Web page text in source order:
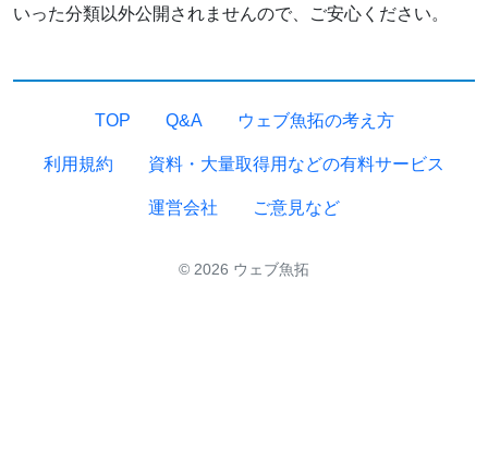
いった分類以外公開されませんので、ご安心ください。
TOP Q&A ウェブ魚拓の考え方
利用規約 資料・大量取得用などの有料サービス
運営会社 ご意見など
© 2026 ウェブ魚拓